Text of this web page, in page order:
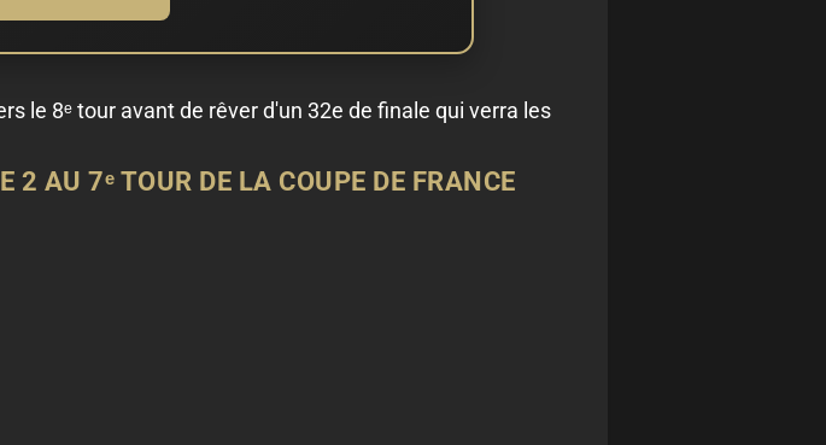
le 8ᵉ tour avant de rêver d'un 32e de finale qui verra les
2 AU 7ᵉ TOUR DE LA COUPE DE FRANCE